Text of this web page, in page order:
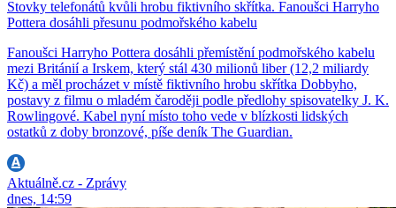
Stovky telefonátů kvůli hrobu fiktivního skřítka. Fanoušci Harryho
Pottera dosáhli přesunu podmořského kabelu
Fanoušci Harryho Pottera dosáhli přemístění podmořského kabelu
mezi Británií a Irskem, který stál 430 milionů liber (12,2 miliardy
Kč) a měl procházet v místě fiktivního hrobu skřítka Dobbyho,
postavy z filmu o mladém čaroději podle předlohy spisovatelky J. K.
Rowlingové. Kabel nyní místo toho vede v blízkosti lidských
ostatků z doby bronzové, píše deník The Guardian.
Aktuálně.cz - Zprávy
dnes, 14:59